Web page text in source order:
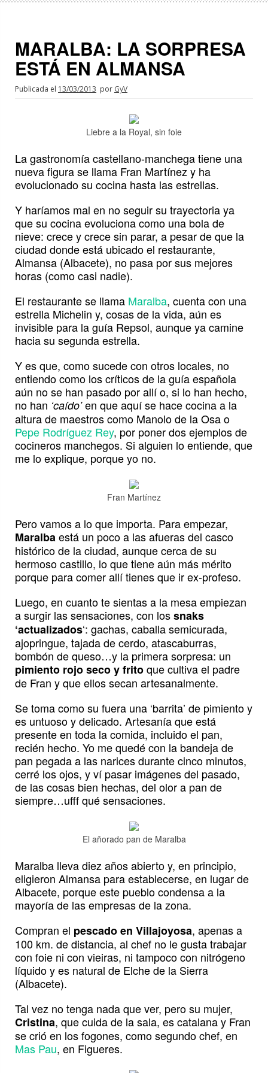
MARALBA: LA SORPRESA
ESTÁ EN ALMANSA
Publicada el 13/03/2013 por GyV
Liebre a la Royal, sin foie
La gastronomía castellano-manchega tiene una
nueva figura se llama Fran Martínez y ha
evolucionado su cocina hasta las estrellas.
Y haríamos mal en no seguir su trayectoria ya
que su cocina evoluciona como una bola de
nieve: crece y crece sin parar, a pesar de que la
ciudad donde está ubicado el restaurante,
Almansa (Albacete), no pasa por sus mejores
horas (como casi nadie).
El restaurante se llama Maralba, cuenta con una
estrella Michelin y, cosas de la vida, aún es
invisible para la guía Repsol, aunque ya camine
hacia su segunda estrella.
Y es que, como sucede con otros locales, no
entiendo como los críticos de la guía española
aún no se han pasado por allí o, si lo han hecho,
no han ‘caído’en que aquí se hace cocina a la
altura de maestros como Manolo de la Osa o
Pepe Rodríguez Rey, por poner dos ejemplos de
cocineros manchegos. Si alguien lo entiende, que
me lo explique, porque yo no.
Fran Martínez
Pero vamos a lo que importa. Para empezar,
Maralbaestá un poco a las afueras del casco
histórico de la ciudad, aunque cerca de su
hermoso castillo, lo que tiene aún más mérito
porque para comer allí tienes que ir ex-profeso.
Luego, en cuanto te sientas a la mesa empiezan
a surgir las sensaciones, con lossnaks
‘actualizados‘: gachas, caballa semicurada,
ajopringue, tajada de cerdo, atascaburras,
bombón de queso…y la primera sorpresa: un
pimiento rojo seco y fritoque cultiva el padre
de Fran y que ellos secan artesanalmente.
Se toma como su fuera una ‘barrita’ de pimiento y
es untuoso y delicado. Artesanía que está
presente en toda la comida, incluido el pan,
recién hecho. Yo me quedé con la bandeja de
pan pegada a las narices durante cinco minutos,
cerré los ojos, y ví pasar imágenes del pasado,
de las cosas bien hechas, del olor a pan de
siempre…ufff qué sensaciones.
El añorado pan de Maralba
Maralba lleva diez años abierto y, en principio,
eligieron Almansa para establecerse, en lugar de
Albacete, porque este pueblo condensa a la
mayoría de las empresas de la zona.
Compran el pescado en Villajoyosa, apenas a
100 km. de distancia, al chef no le gusta trabajar
con foie ni con vieiras, ni tampoco con nitrógeno
líquido y es natural de Elche de la Sierra
(Albacete).
Tal vez no tenga nada que ver, pero su mujer,
Cristina, que cuida de la sala, es catalana y Fran
se crió en los fogones, como segundo chef, en
Mas Pau, en Figueres.